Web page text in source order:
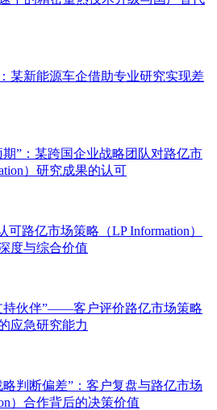
某新能源车企借助专业研究实现差
”：某跨国企业战略团队对路亿市
）研究成果的认可
可路亿市场策略（LP Information）
度与综合价值
持伙伴”——客户评价路亿市场策略
应急研究能力
判断偏差”：客户复盘与路亿市场
）合作背后的决策价值